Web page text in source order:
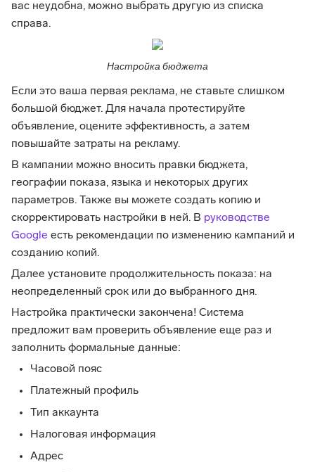
вас неудобна, можно выбрать другую из списка
справа.
Настройка бюджета
Если это ваша первая реклама, не ставьте слишком
большой бюджет. Для начала протестируйте
объявление, оцените эффективность, а затем
повышайте затраты на рекламу.
В кампании можно вносить правки бюджета,
географии показа, языка и некоторых других
параметров. Также вы можете создать копию и
скорректировать настройки в ней. В руководстве
Google есть рекомендации по изменению кампаний и
созданию копий.
Далее установите продолжительность показа: на
неопределенный срок или до выбранного дня.
Настройка практически закончена! Система
предложит вам проверить объявление еще раз и
заполнить формальные данные:
Часовой пояс
Платежный профиль
Тип аккаунта
Налоговая информация
Адрес